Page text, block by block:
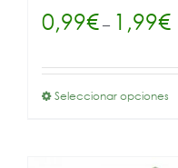
0,99€– 1,99€
Seleccionar opciones